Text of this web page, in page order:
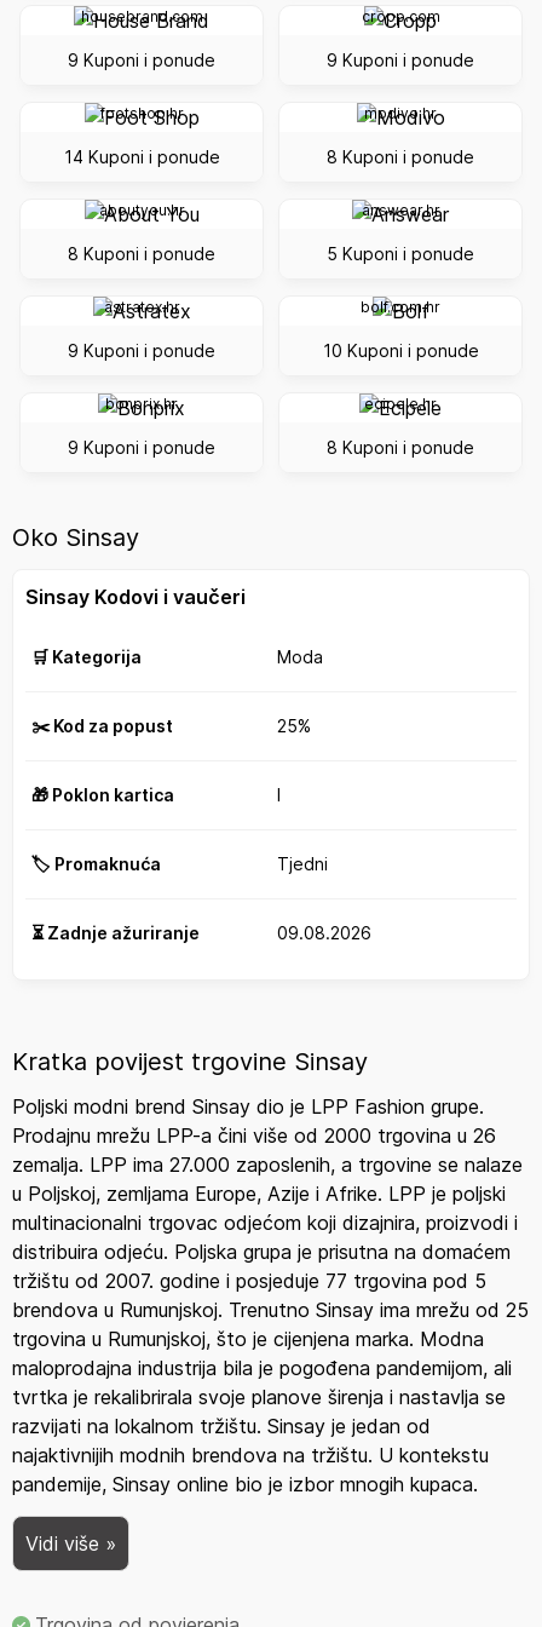
housebrand.com
9 Kuponi i ponude
cropp.com
9 Kuponi i ponude
footshop.hr
14 Kuponi i ponude
modivo.hr
8 Kuponi i ponude
aboutyou.hr
8 Kuponi i ponude
answear.hr
5 Kuponi i ponude
astratex.hr
9 Kuponi i ponude
bolf.com.hr
10 Kuponi i ponude
bonprix.hr
9 Kuponi i ponude
ecipele.hr
8 Kuponi i ponude
Oko Sinsay
Sinsay Kodovi i vaučeri
🛒 Kategorija Moda
✂️ Kod za popust 25%
🎁 Poklon kartica I
🏷️ Promaknuća Tjedni
⏳ Zadnje ažuriranje 09.08.2026
Kratka povijest trgovine Sinsay
Poljski modni brend Sinsay dio je LPP Fashion grupe.
Prodajnu mrežu LPP-a čini više od 2000 trgovina u 26
zemalja. LPP ima 27.000 zaposlenih, a trgovine se nalaze
u Poljskoj, zemljama Europe, Azije i Afrike. LPP je poljski
multinacionalni trgovac odjećom koji dizajnira, proizvodi i
distribuira odjeću. Poljska grupa je prisutna na domaćem
tržištu od 2007. godine i posjeduje 77 trgovina pod 5
brendova u Rumunjskoj. Trenutno Sinsay ima mrežu od 25
trgovina u Rumunjskoj, što je cijenjena marka. Modna
maloprodajna industrija bila je pogođena pandemijom, ali
tvrtka je rekalibrirala svoje planove širenja i nastavlja se
razvijati na lokalnom tržištu. Sinsay je jedan od
najaktivnijih modnih brendova na tržištu. U kontekstu
pandemije, Sinsay online bio je izbor mnogih kupaca.
Internetske trgovine predstavljale su idealno, ali i
jedinstveno rješenje kupovine. Zalihe su bile dovoljne,
dostava brza, vjerni kupci izuzetno zadovoljni, novi kupci
Vidi više »